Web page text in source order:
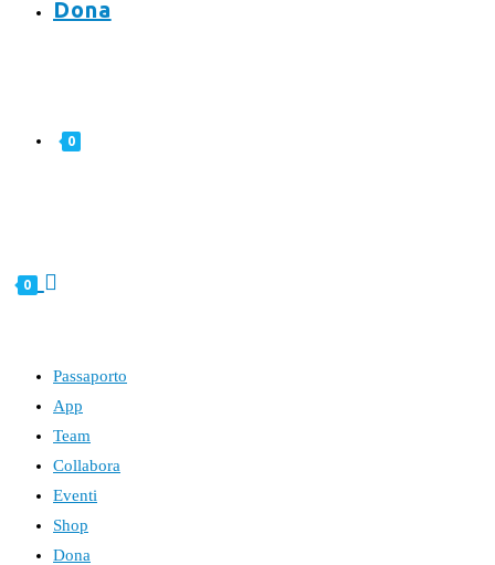
Dona
0
0
Passaporto
App
Team
Collabora
Eventi
Shop
Dona